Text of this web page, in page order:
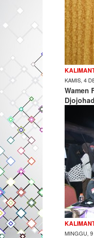
KAMIS, 4
Wamen
MINGGU,